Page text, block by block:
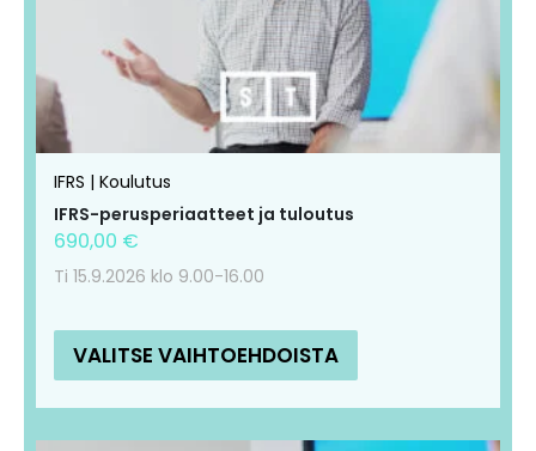
IFRS | Koulutus
IFRS-perusperiaatteet ja tuloutus
690,00 €
Ti 15.9.2026 klo 9.00-16.00
VALITSE VAIHTOEHDOISTA
muunnelma.
Voit
tehdä
valinnat
tuotteen
muunnelma.
Voit
tehdä
valinnat
tuotteen